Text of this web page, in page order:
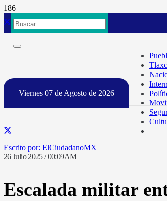
Viernes 07 de Agosto de 2026
ElCiudadanoMX
26 Julio 2025 / 00:09AM
Escalada militar